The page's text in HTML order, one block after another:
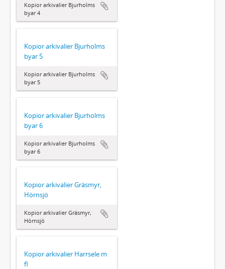
Kopior arkivalier Bjurholms
byar 4
Kopior arkivalier Bjurholms
byar 5
Kopior arkivalier Bjurholms
byar 5
Kopior arkivalier Bjurholms
byar 6
Kopior arkivalier Bjurholms
byar 6
Kopior arkivalier Gräsmyr,
Hörnsjö
Kopior arkivalier Gräsmyr,
Hörnsjö
Kopior arkivalier Harrsele m
fl